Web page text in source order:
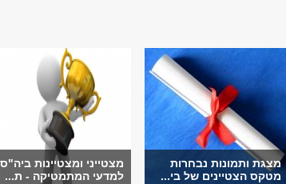
מצגת ותמונות נבחרות
מטקס הצטיינים של בי...
מצטייני ומצטיינות ביה"ס
למדעי המתמטיקה - ת...